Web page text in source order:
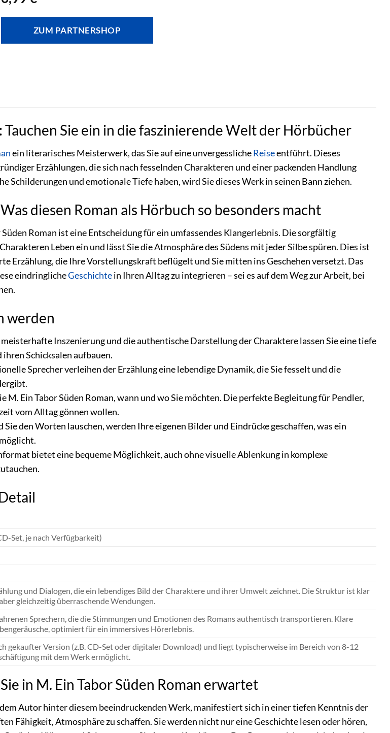
ZUM PARTNERSHOP
Tauchen Sie ein in die faszinierende Welt der Hörbücher
ein literarisches Meisterwerk, das Sie auf eine unvergesslicheReiseentführt. Dieses
Erzählungen, die sich nach fesselnden Charakteren und einer packenden Handlung
Schilderungen und emotionale Tiefe haben, wird Sie dieses Werk in seinen Bann ziehen.
diesen Roman als Hörbuch so besonders macht
Roman ist eine Entscheidung für ein umfassendes Klangerlebnis. Die sorgfältig
Leben ein und lässt Sie die Atmosphäre des Südens mit jeder Silbe spüren. Dies ist
Erzählung, die Ihre Vorstellungskraft beflügelt und Sie mitten ins Geschehen versetzt. Das
eindringlicheGeschichtein Ihren Alltag zu integrieren – sei es auf dem Weg zur Arbeit, bei
werden
Inszenierung und die authentische Darstellung der Charaktere lassen Sie eine tiefe
Schicksalen aufbauen.
Sprecher verleihen der Erzählung eine lebendige Dynamik, die Sie fesselt und die
M. Ein Tabor Süden Roman, wann und wo Sie möchten. Die perfekte Begleitung für Pendler,
vom Alltag gönnen wollen.
Sie den Worten lauschen, werden Ihre eigenen Bilder und Eindrücke geschaffen, was ein
bietet eine bequeme Möglichkeit, auch ohne visuelle Ablenkung in komplexe
Set, je nach Verfügbarkeit)
und Dialogen, die ein lebendiges Bild der Charaktere und ihrer Umwelt zeichnet. Die Struktur ist klar
gleichzeitig überraschende Wendungen.
Sprechern, die die Stimmungen und Emotionen des Romans authentisch transportieren. Klare
optimiert für ein immersives Hörerlebnis.
gekaufter Version (z.B. CD-Set oder digitaler Download) und liegt typischerweise im Bereich von 8-12
mit dem Werk ermöglicht.
in M. Ein Tabor Süden Roman erwartet
Autor hinter diesem beeindruckenden Werk, manifestiert sich in einer tiefen Kenntnis der
Fähigkeit, Atmosphäre zu schaffen. Sie werden nicht nur eine Geschichte lesen oder hören,